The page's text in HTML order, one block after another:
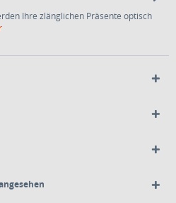
Ihre zlänglichen Präsente optisch